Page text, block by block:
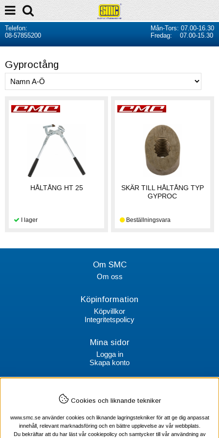
Telefon:
08-57855200
Mån-Tors: 07.00-16.30
Fredag: 07.00-15.30
Gyproctång
HÅLTÅNG HT 25
SKÄR TILL HÅLTÅNG TYP
GYPROC
Om SMC
Om oss
Köpinformation
Köpvillkor
Integritetspolicy
Mina sidor
Logga in
Skapa konto
SMC Stockholms Maskincentral AB
100 64 Stockholm
Tel Verktyg: 08-578 55 230
Cookies och liknande tekniker
www.smc.se använder cookies och liknande lagringstekniker för att ge dig anpassat
innehåll, relevant marknadsföring och en bättre upplevelse av vår webbplats.
Du bekräftar att du har läst vår cookiepolicy och samtycker till vår användning av